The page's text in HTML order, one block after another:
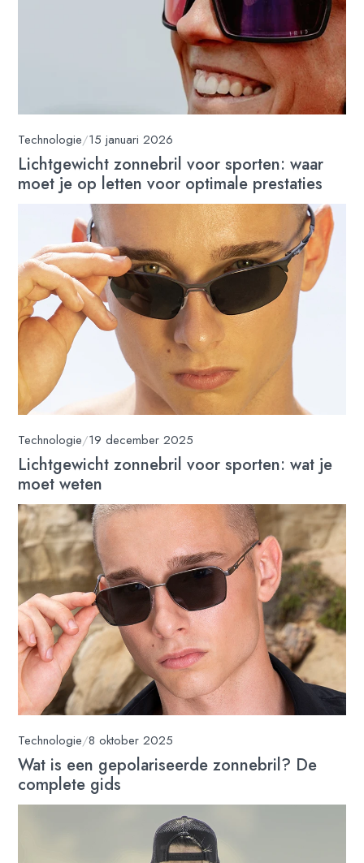
Technologie/15 januari 2026
Lichtgewicht zonnebril voor sporten: waar
moet je op letten voor optimale prestaties
Technologie/19 december 2025
Lichtgewicht zonnebril voor sporten: wat je
moet weten
Technologie/8 oktober 2025
Wat is een gepolariseerde zonnebril? De
complete gids